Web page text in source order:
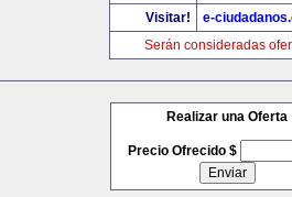
Visitar!
e-
Serán consideradas
Realizar una Oferta
Precio Ofrecido $